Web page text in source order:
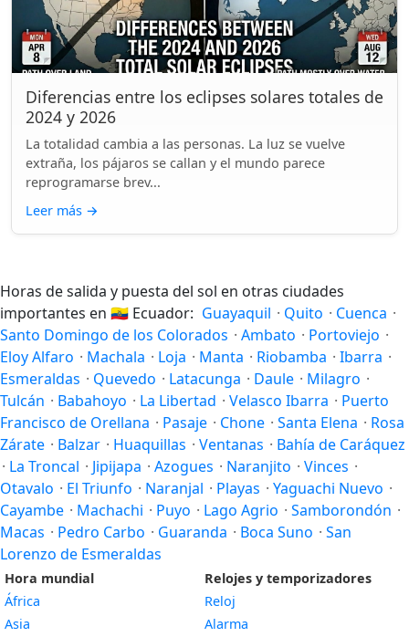
Diferencias entre los eclipses solares totales de
2024 y 2026
La totalidad cambia a las personas. La luz se vuelve
extraña, los pájaros se callan y el mundo parece
reprogramarse brev...
Leer más →
Horas de salida y puesta del sol en otras ciudades
importantes en 🇪🇨 Ecuador: Guayaquil · Quito · Cuenca ·
Santo Domingo de los Colorados · Ambato · Portoviejo ·
Eloy Alfaro · Machala · Loja · Manta · Riobamba · Ibarra ·
Esmeraldas · Quevedo · Latacunga · Daule · Milagro ·
Tulcán · Babahoyo · La Libertad · Velasco Ibarra · Puerto
Francisco de Orellana · Pasaje · Chone · Santa Elena · Rosa
Zárate · Balzar · Huaquillas · Ventanas · Bahía de Caráquez
· La Troncal · Jipijapa · Azogues · Naranjito · Vinces ·
Otavalo · El Triunfo · Naranjal · Playas · Yaguachi Nuevo ·
Cayambe · Machachi · Puyo · Lago Agrio · Samborondón ·
Macas · Pedro Carbo · Guaranda · Boca Suno · San
Lorenzo de Esmeraldas
Hora mundial
África
Asia
Relojes y temporizadores
Reloj
Alarma